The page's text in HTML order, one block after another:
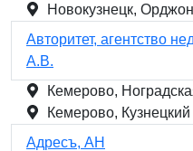
Новокузнецк,
Авторитет, агентство
А.В.
Кемерово,
Кемерово,
Адресъ, АН